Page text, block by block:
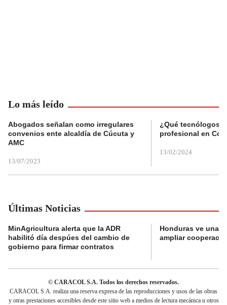
Lo más leído
Abogados señalan como irregulares
convenios ente alcaldía de Cúcuta y
AMC
13/07/2023
¿Qué tecnólogos
profesional en
13/02/2024
Últimas Noticias
MinAgricultura alerta que la ADR
habilitó día despúes del cambio de
gobierno para firmar contratos
Honduras ve una
ampliar
© CARACOL S.A. Todos los derechos reservados.
CARACOL S.A. realiza una reserva expresa de las reproducciones y usos de las obras
y otras prestaciones accesibles desde este sitio web a medios de lectura mecánica u otros